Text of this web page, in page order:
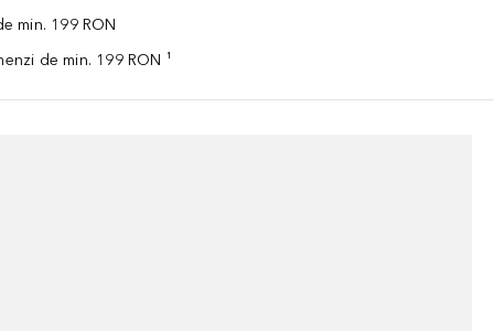
min. 199 RON
de min. 199 RON ¹